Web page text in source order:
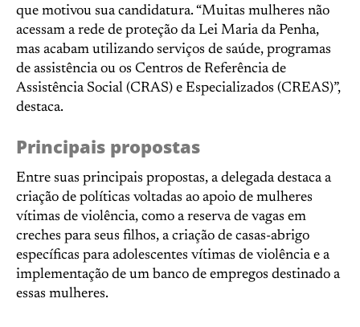
que motivou sua candidatura. “Muitas mulheres não
acessam a rede de proteção da Lei Maria da Penha,
mas acabam utilizando serviços de saúde, programas
de assistência ou os Centros de Referência de
Assistência Social (CRAS) e Especializados (CREAS)”,
destaca.
Principais propostas
Entre suas principais propostas, a delegada destaca a
criação de políticas voltadas ao apoio de mulheres
vítimas de violência, como a reserva de vagas em
creches para seus filhos, a criação de casas-abrigo
específicas para adolescentes vítimas de violência e a
implementação de um banco de empregos destinado a
essas mulheres.